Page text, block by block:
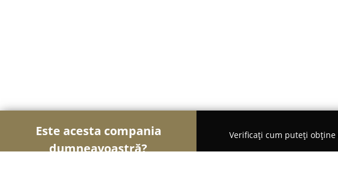
Este acesta compania
dumneavoastră?
Verificați cum puteți